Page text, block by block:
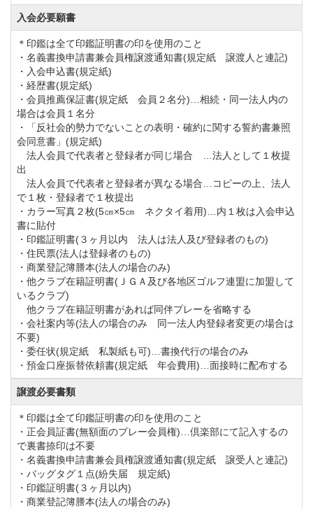
同俱楽部では、令和５年５月１日より平日会員追加募
集を開始しましたが、この度募集人数の定員到達によ
り令和６年１０月３１日にて募集を締め切らせていた
だきます。
◆周辺ゴルフ場
「江戸崎カントリー倶楽部」 「土浦カントリー倶楽
部」 「霞南ゴルフ倶楽部」 「霞台カントリークラブ」
「ザ・インペリアルカントリークラブ」
◆交通機関
・自動車でお越しの場合
圏央道「稲敷東IC」より3.8km、約5分。
平成27年6月から首都圏中央連絡自動車道「神崎IC」～
「大栄JCT」間の開通で交通の便が向上します。
東関東道「大栄IC」より20.0km、約30分。
東関東自動車道「成田IC」より25.0km、約35分。
・電車をご利用の場合
JR常磐線「佐貫駅」下車、佐貫駅東口よりクラブバス
またはタクシーで約45分。
※クラブバスは予約制のため、ご利用の場合は来場日
の前々日、17時までにご連絡ください。
佐貫駅からの発車時刻は7:50です。
入会必要願書
＊印鑑は全て印鑑証明書の印を使用のこと
・名義書換申請書兼会員権譲渡通知書(規定紙 譲渡人と連記)
・入会申込書(規定紙)
・経歴書(規定紙)
・会員推薦保証書(規定紙 会員２名分)…相続・同一法人内の
場合は会員１名分
・「反社会的勢力でないことの表明・確約に関する誓約書兼照
会同意書」(規定紙)
法人会員で代表者と登録者が同じ場合 …法人として１枚提
出
法人会員で代表者と登録者が異なる場合…コピーの上、法人
で１枚・登録者で１枚提出
・カラー写真２枚(5㎝×5㎝ ネクタイ着用)…内１枚は入会申込
書に貼付
・印鑑証明書(３ヶ月以内 法人は法人及び登録者のもの)
・住民票(法人は登録者のもの)
・商業登記簿謄本(法人の場合のみ)
・他クラブ在籍証明書(ＪＧＡ及び各地区ゴルフ連盟に加盟して
いるクラブ)
他クラブ在籍証明書があれば同伴プレーを省略する
・会社案内等(法人の場合のみ 同一法人内登録者変更の場合は
不要)
・委任状(規定紙 私製紙も可)…書換代行の場合のみ
・預金口座振替依頼書(規定紙 年会費用)…面接時に配布する
譲渡必要書類
＊印鑑は全て印鑑証明書の印を使用のこと
・正会員証書(無額面のプレー会員権)…倶楽部にて記入するの
で裏書捺印は不要
・名義書換申請書兼会員権譲渡通知書(規定紙 譲受人と連記)
・バッグタグ１点(紛失届 規定紙)
・印鑑証明書(３ヶ月以内)
・商業登記簿謄本(法人の場合のみ)